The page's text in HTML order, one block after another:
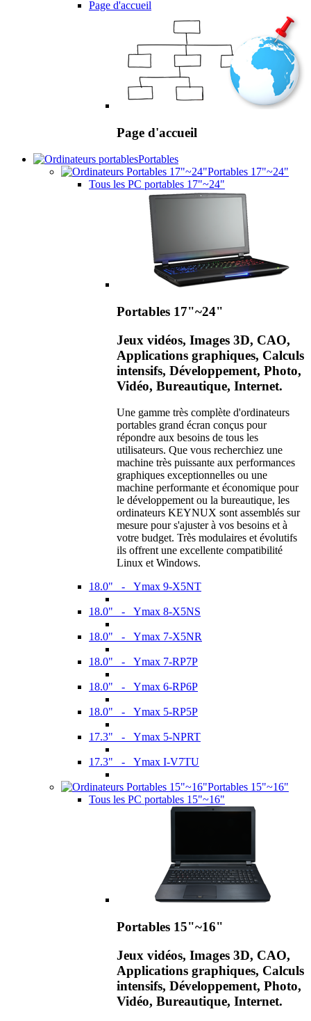
Page d'accueil
Page d'accueil
Portables
Portables 17"~24"
Tous les PC portables 17"~24"
Portables 17"~24"
Jeux vidéos, Images 3D, CAO,
Applications graphiques, Calculs
intensifs, Développement, Photo,
Vidéo, Bureautique, Internet.
Une gamme très complète d'ordinateurs
portables grand écran conçus pour
répondre aux besoins de tous les
utilisateurs. Que vous recherchiez une
machine très puissante aux performances
graphiques exceptionnelles ou une
machine performante et économique pour
le développement ou la bureautique, les
ordinateurs KEYNUX sont assemblés sur
mesure pour s'ajuster à vos besoins et à
votre budget. Très modulaires et évolutifs
ils offrent une excellente compatibilité
Linux et Windows.
18.0" - Ymax 9-X5NT
18.0" - Ymax 8-X5NS
18.0" - Ymax 7-X5NR
18.0" - Ymax 7-RP7P
18.0" - Ymax 6-RP6P
18.0" - Ymax 5-RP5P
17.3" - Ymax 5-NPRT
17.3" - Ymax I-V7TU
Portables 15"~16"
Tous les PC portables 15"~16"
Portables 15"~16"
Jeux vidéos, Images 3D, CAO,
Applications graphiques, Calculs
intensifs, Développement, Photo,
Vidéo, Bureautique, Internet.